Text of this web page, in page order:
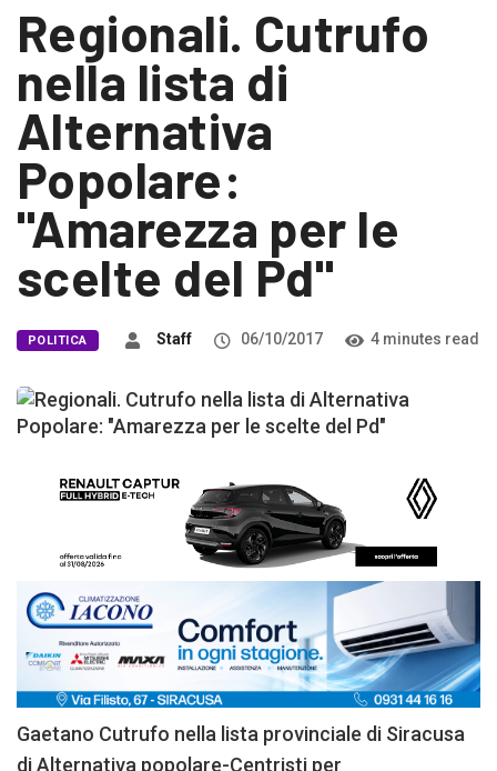
Regionali. Cutrufo
nella lista di
Alternativa
Popolare:
"Amarezza per le
scelte del Pd"
POLITICA Staff 06/10/2017 4 minutes read
Gaetano Cutrufo nella lista provinciale di Siracusa
di Alternativa popolare-Centristi per